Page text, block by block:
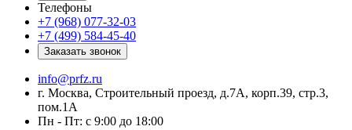
Телефоны
+7 (968) 077-32-03
+7 (499) 584-45-40
Заказать звонок
info@prfz.ru
г. Москва, Строительный проезд, д.7А, корп.39, стр.3,
пом.1А
Пн - Пт: с 9:00 до 18:00